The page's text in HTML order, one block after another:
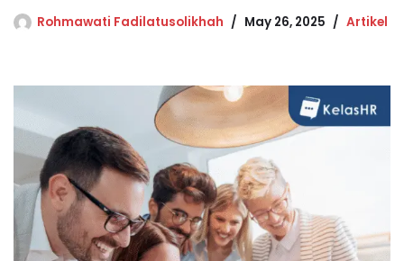
Rohmawati Fadilatusolikhah May 26, 2025 Artikel